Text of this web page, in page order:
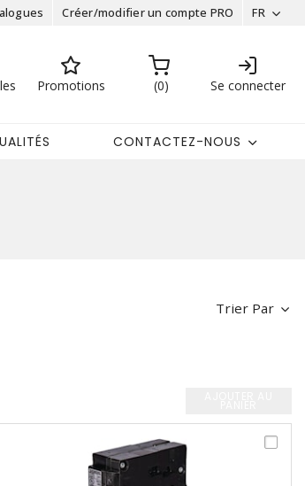
Créer/modifier un compte PRO FR
Promotions 0 Se connecter
CONTACTEZ-NOUS
Trier Par